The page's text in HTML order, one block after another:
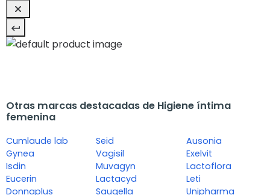
Otras marcas destacadas de Higiene íntima
femenina
Cumlaude lab
Gynea
Isdin
Eucerin
Donnaplus
Seid
Vagisil
Muvagyn
Lactacyd
Saugella
Ausonia
Exelvit
Lactoflora
Leti
Unipharma